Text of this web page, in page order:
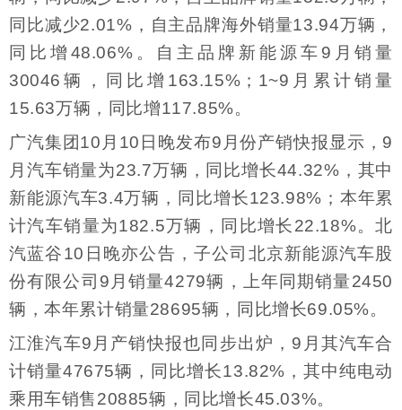
同比减少2.01%，自主品牌海外销量13.94万辆，
同比增48.06%。自主品牌新能源车9月销量
30046辆，同比增163.15%；1~9月累计销量
15.63万辆，同比增117.85%。
广汽集团10月10日晚发布9月份产销快报显示，9
月汽车销量为23.7万辆，同比增长44.32%，其中
新能源汽车3.4万辆，同比增长123.98%；本年累
计汽车销量为182.5万辆，同比增长22.18%。北
汽蓝谷10日晚亦公告，子公司北京新能源汽车股
份有限公司9月销量4279辆，上年同期销量2450
辆，本年累计销量28695辆，同比增长69.05%。
江淮汽车9月产销快报也同步出炉，9月其汽车合
计销量47675辆，同比增长13.82%，其中纯电动
乘用车销售20885辆，同比增长45.03%。